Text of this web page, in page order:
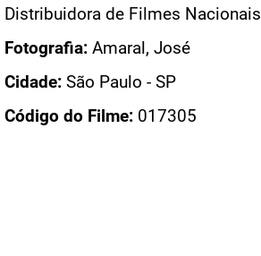
Distribuidora de Filmes Nacionais
Fotografia: Amaral, José
Cidade: São Paulo - SP
Código do Filme: 017305